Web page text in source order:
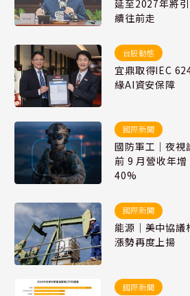
延至2027年將引資3.6兆
續往前走
台股動態
宜鼎取得IEC
緣AI資安保障
國際新聞
國防軍工｜夜
前 9 月營收年
40%
國際新聞
能源｜美中協議
漲勢再度上揚
國際新聞